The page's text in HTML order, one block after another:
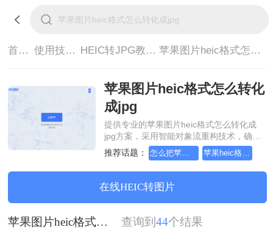
首页> 使用技巧> HEIC转JPG教程> 苹果图片heic格式怎么转化成jpg
苹果图片heic格式怎么转化
成jpg
提供专业的苹果图片heic格式怎么转化成
jpg方案，采用智能对象流重构技术，确保
文档1:1高保真还原且排版不乱码。支持一
键批量处理，全链路 SSL 加密保障隐私安
全。助您快速实现苹果图片heic格式怎么转
化成jpg，无需安装，高效办公。
推荐话题： 怎么把苹果heic格式转换jpg
在线HEIC转图片
苹果图片heic格式怎么转化成jpg 查询到 44个结果